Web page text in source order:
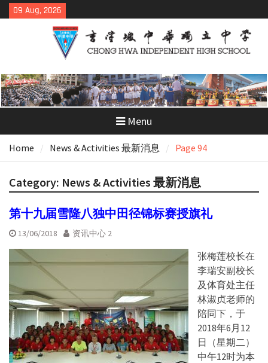
Skip
to
09 Aug, 2026
Menu
Home News & Activities 最新消息 Page 94
Category: News & Activities 最新消息
第十九届雪隆八独中田径锦标赛授旗礼
13/06/2018 资讯中心 2
张梅莲校长在
李瑞安副校长
及体育处主任
林淑贞老师的
陪同下，于
2018年6月12
日（星期二）
中午12时为本